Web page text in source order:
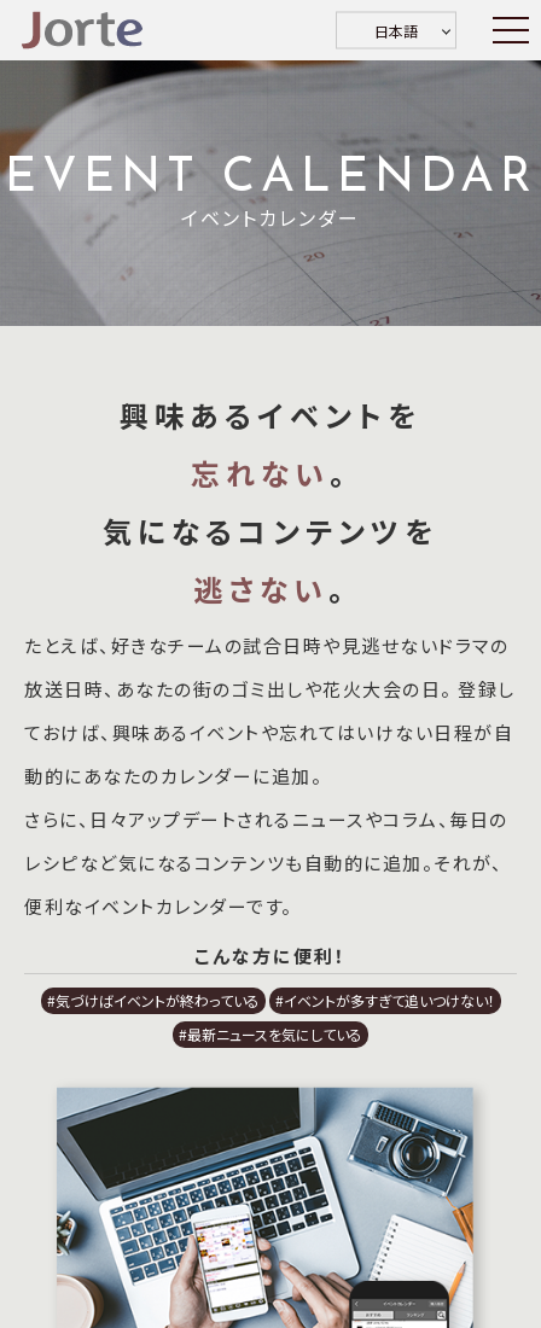
日本語
EVENT CALENDAR
イベントカレンダー
興味あるイベントを
忘れない 。
気になるコンテンツを
逃さない 。
たとえば、好きなチームの試合日時や見逃せないドラマの
放送日時、あなたの街のゴミ出しや花火大会の日。 登録し
ておけば、興味あるイベントや忘れてはいけない日程が自
動的にあなたのカレンダーに追加。
さらに、日々アップデートされるニュースやコラム、毎日の
レシピなど気になるコンテンツも自動的に追加。それが、
便利なイベントカレンダーです。
こんな方に便利！
#気づけばイベントが終わっている
#イベントが多すぎて追いつけない！
#最新ニュースを気にしている